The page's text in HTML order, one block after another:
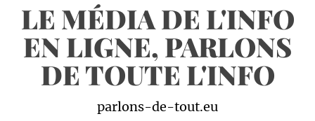
LE MÉDIA DE L'INFO
EN LIGNE, PARLONS
DE TOUTE L'INFO
parlons-de-tout.eu